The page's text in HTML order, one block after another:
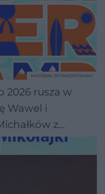
2026 rusza w
Wawel i
z
MATERIAŁ SPONSOROWANY